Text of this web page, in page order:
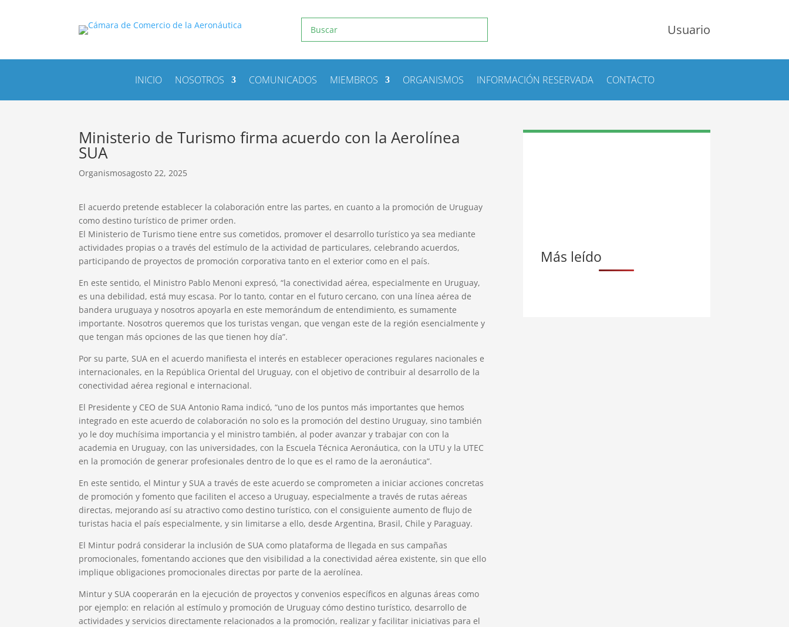
Usuario
INICIO NOSOTROS COMUNICADOS MIEMBROS ORGANISMOS INFORMACIÓN RESERVADA CONTACTO
Ministerio de Turismo firma acuerdo con la Aerolínea
SUA
Organismosagosto 22, 2025
El acuerdo pretende establecer la colaboración entre las partes, en cuanto a la promoción de Uruguay
como destino turístico de primer orden.
El Ministerio de Turismo tiene entre sus cometidos, promover el desarrollo turístico ya sea mediante
actividades propias o a través del estímulo de la actividad de particulares, celebrando acuerdos,
participando de proyectos de promoción corporativa tanto en el exterior como en el país.
En este sentido, el Ministro Pablo Menoni expresó, “la conectividad aérea, especialmente en Uruguay,
es una debilidad, está muy escasa. Por lo tanto, contar en el futuro cercano, con una línea aérea de
bandera uruguaya y nosotros apoyarla en este memorándum de entendimiento, es sumamente
importante. Nosotros queremos que los turistas vengan, que vengan este de la región esencialmente y
que tengan más opciones de las que tienen hoy día”.
Por su parte, SUA en el acuerdo manifiesta el interés en establecer operaciones regulares nacionales e
internacionales, en la República Oriental del Uruguay, con el objetivo de contribuir al desarrollo de la
conectividad aérea regional e internacional.
El Presidente y CEO de SUA Antonio Rama indicó, “uno de los puntos más importantes que hemos
integrado en este acuerdo de colaboración no solo es la promoción del destino Uruguay, sino también
yo le doy muchísima importancia y el ministro también, al poder avanzar y trabajar con con la
academia en Uruguay, con las universidades, con la Escuela Técnica Aeronáutica, con la UTU y la UTEC
en la promoción de generar profesionales dentro de lo que es el ramo de la aeronáutica”.
En este sentido, el Mintur y SUA a través de este acuerdo se comprometen a iniciar acciones concretas
de promoción y fomento que faciliten el acceso a Uruguay, especialmente a través de rutas aéreas
directas, mejorando así su atractivo como destino turístico, con el consiguiente aumento de flujo de
turistas hacia el país especialmente, y sin limitarse a ello, desde Argentina, Brasil, Chile y Paraguay.
El Mintur podrá considerar la inclusión de SUA como plataforma de llegada en sus campañas
promocionales, fomentando acciones que den visibilidad a la conectividad aérea existente, sin que ello
implique obligaciones promocionales directas por parte de la aerolínea.
Mintur y SUA cooperarán en la ejecución de proyectos y convenios específicos en algunas áreas como
por ejemplo: en relación al estímulo y promoción de Uruguay cómo destino turístico, desarrollo de
actividades y servicios directamente relacionados a la promoción, realizar y facilitar iniciativas para el
Más leído